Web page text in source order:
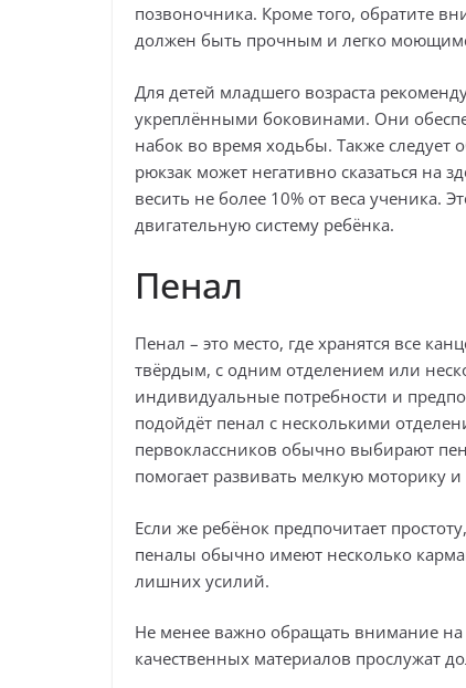
позвоночника. Кроме того, обратите
должен быть прочным и легко
Для детей младшего возраста
укреплёнными боковинами. Они
набок во время ходьбы. Также
рюкзак может негативно сказаться на
весить не более 10% от веса ученика.
двигательную систему ребёнка.
Пенал
Пенал – это место, где хранятся все
твёрдым, с одним отделением или
индивидуальные потребности и
подойдёт пенал с несколькими
первоклассников обычно выбирают
помогает развивать мелкую моторику
Если же ребёнок предпочитает
пеналы обычно имеют несколько
лишних усилий.
Не менее важно обращать внимание
качественных материалов прослужат